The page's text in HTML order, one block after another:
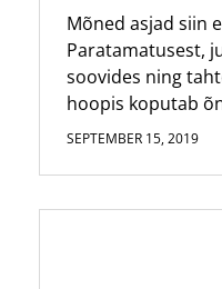
Mõned asjad siin
Paratamatusest,
soovides ning
hoopis koputab
SEPTEMBER 15, 2019